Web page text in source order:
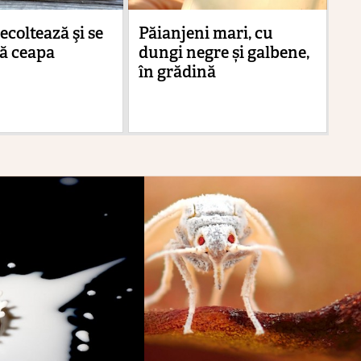
şi se
ceapa
Păianjeni mari, cu
dungi negre și galbene,
în grădină